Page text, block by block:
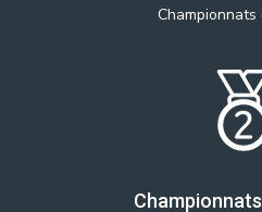
Championnats